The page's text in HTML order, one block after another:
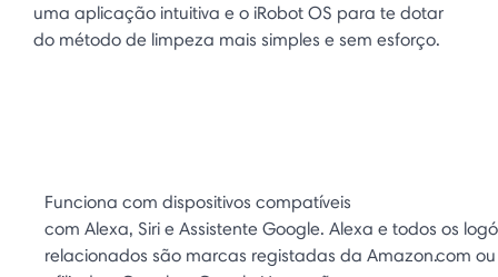
uma aplicação intuitiva e o iRobot OS para te dotar
do método de limpeza mais simples e sem esforço.
Funciona com dispositivos compatíveis
com Alexa, Siri e Assistente Google. Alexa e todos os
relacionados são marcas registadas da Amazon.com